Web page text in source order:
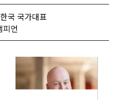
국 국가대표
언